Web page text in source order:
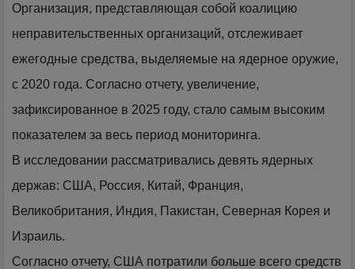
Организация, представляющая собой коалицию
неправительственных организаций, отслеживает
ежегодные средства, выделяемые на ядерное оружие,
с 2020 года. Согласно отчету, увеличение,
зафиксированное в 2025 году, стало самым высоким
показателем за весь период мониторинга.
В исследовании рассматривались девять ядерных
держав: США, Россия, Китай, Франция,
Великобритания, Индия, Пакистан, Северная Корея и
Израиль.
Согласно отчету, США потратили больше всего средств